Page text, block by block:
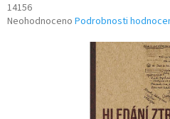
14156
Průměrné
Neohodnoceno Podrobnosti